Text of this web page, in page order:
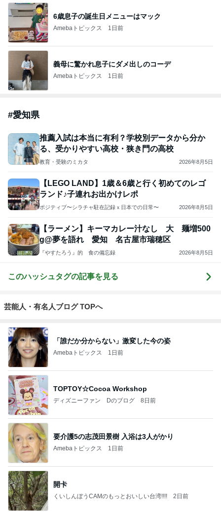
6歳息子の誕生日メニューはマック
Amebaトピックス 1日前
義母に驚かれ息子にダメ出しのコーデ
Amebaトピックス 1日前
#愛知県
推薦入試は本当に有利？学校別データから分か
る、受かりやすい高校・狭き門の高校
教育・受験のミカタ 2026年8月5日
【LEGO LAND】1歳＆6歳と行く初めてのレゴ
ランド♪子連れお出かけレポ
ポジティブ〜シラチャ駐在記録ｘ日本での日常〜 2026年8月5日
【ラーメン】キーマカレー汁なし 大 麺増500
g@夢を語れ 愛知 名古屋市瑞穂区
『やすたろう』的 食の備忘録 2026年8月5日
このハッシュタグの記事を見る
芸能人・有名人ブログ TOPへ
「誰だか分からない」激変した今の姿
Amebaトピックス 1日前
TOPTOY☆Cocoa Workshop
ディズニーファン Dのブログ 8日前
要介護5の志茂田景樹 入浴は3人がかり
Amebaトピックス 1日前
開卡
くいしんぼうCAMのもっとおいしい台湾!!!! 2日前